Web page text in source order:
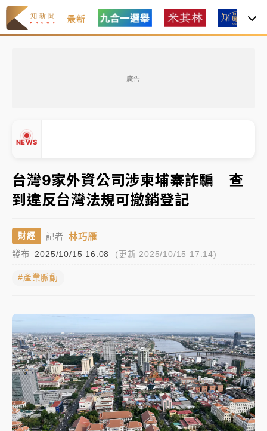
最新
廣告
NEWS
白海豚瘦身！中部以北防劇烈降水 本周天氣展望「多
雨不穩定」
周末精選｜ 苯駢芘無安全攝取值！致癌苦茶油下肚 毒
物醫籲多吃蔬果代謝
台股處置新制明天上路 4大鬆綁一次看
福孩童齊暢玩
強風長浪襲馬祖！「白海豚」逼近劃設警戒區 違規戲
水觀浪恐重罰失血
白海豚瘦身！中部以北防劇烈降水 本周天氣展望「多
雨不穩定」
台灣9家外資公司涉柬埔寨詐騙 查
到違反台灣法規可撤銷登記
財經 記者 林巧雁
發布 2025/10/15 16:08 (更新 2025/10/15 17:14)
#產業脈動